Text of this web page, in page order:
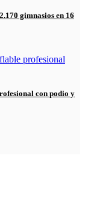
gimnasios en 16
con podio y